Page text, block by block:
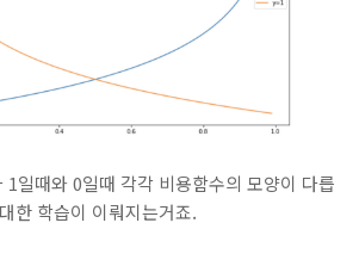
1일때와 0일때 각각 비용함수의 모양이 다릅
한 학습이 이뤄지는거죠.